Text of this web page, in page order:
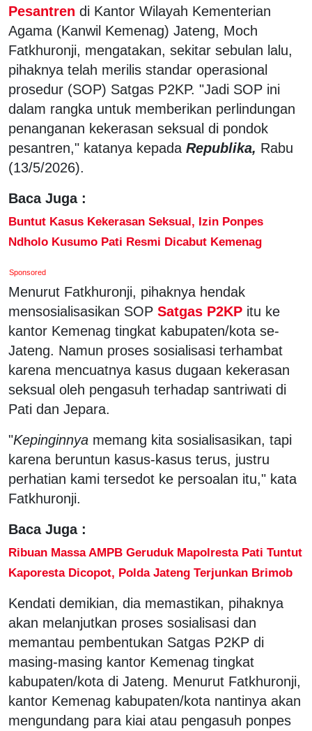
Pesantren di Kantor Wilayah Kementerian
Agama (Kanwil Kemenag) Jateng, Moch
Fatkhuronji, mengatakan, sekitar sebulan lalu,
pihaknya telah merilis standar operasional
prosedur (SOP) Satgas P2KP. "Jadi SOP ini
dalam rangka untuk memberikan perlindungan
penanganan kekerasan seksual di pondok
pesantren," katanya kepada Republika, Rabu
(13/5/2026).
Baca Juga :
Buntut Kasus Kekerasan Seksual, Izin Ponpes
Ndholo Kusumo Pati Resmi Dicabut Kemenag
Sponsored
Menurut Fatkhuronji, pihaknya hendak
mensosialisasikan SOP Satgas P2KP itu ke
kantor Kemenag tingkat kabupaten/kota se-
Jateng. Namun proses sosialisasi terhambat
karena mencuatnya kasus dugaan kekerasan
seksual oleh pengasuh terhadap santriwati di
Pati dan Jepara.
"Kepinginnya memang kita sosialisasikan, tapi
karena beruntun kasus-kasus terus, justru
perhatian kami tersedot ke persoalan itu," kata
Fatkhuronji.
Baca Juga :
Ribuan Massa AMPB Geruduk Mapolresta Pati Tuntut
Kaporesta Dicopot, Polda Jateng Terjunkan Brimob
Kendati demikian, dia memastikan, pihaknya
akan melanjutkan proses sosialisasi dan
memantau pembentukan Satgas P2KP di
masing-masing kantor Kemenag tingkat
kabupaten/kota di Jateng. Menurut Fatkhuronji,
kantor Kemenag kabupaten/kota nantinya akan
mengundang para kiai atau pengasuh ponpes